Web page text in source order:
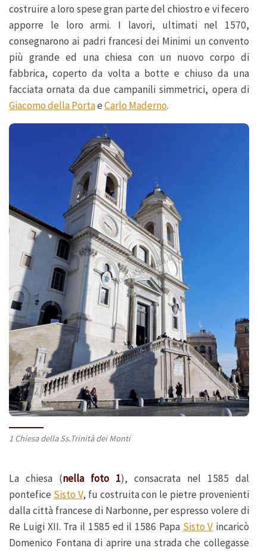
costruire a loro spese gran parte del chiostro e vi fecero
apporre le loro armi. I lavori, ultimati nel 1570,
consegnarono ai padri francesi dei Minimi un convento
più grande ed una chiesa con un nuovo corpo di
fabbrica, coperto da volta a botte e chiuso da una
facciata ornata da due campanili simmetrici, opera di
Giacomo della PortaeCarlo Maderno.
1 Chiesa della Ss.Trinità dei Monti
La chiesa (nella foto 1), consacrata nel 1585 dal
pontefice Sisto V, fu costruita con le pietre provenienti
dalla città francese di Narbonne, per espresso volere di
Re Luigi XII. Tra il 1585 ed il 1586 Papa Sisto V incaricò
Domenico Fontana di aprire una strada che collegasse